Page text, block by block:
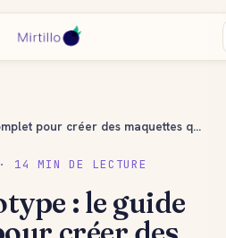
Web Prototype : le guide complet pour créer des maquettes qui transforment votre projet web
14 MIN DE LECTURE
: le guide